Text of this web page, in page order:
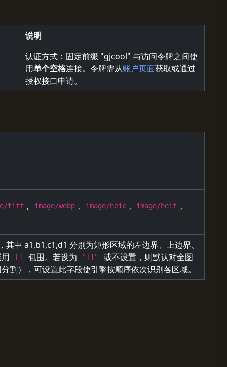
说明
认证方式：固定前缀 "gjcool" 与访问令牌之间使
用单个空格连接。令牌需从账户页面获取或通过
授权接口申请。
tiff , image/webp , image/heic , image/heif ,
其中 a1,b1,c1,d1 分别为矩形区域的左边界、上边界、
包围。若设为 "[]"
或不设置，则默认对全图
割），可设置此字段使引擎按顺序依次识别各区域。